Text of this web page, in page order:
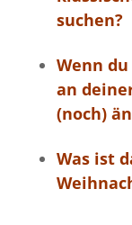
suchen?
Wenn
an
(noch)
Was ist